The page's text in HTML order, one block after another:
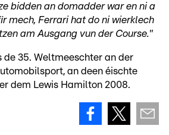
bidden an domadder war en ni a
mech, Ferrari hat do ni wierklech
am Ausgang vun der Course."
de 35. Weltmeeschter an der
an deen éischte
dem Lewis Hamilton 2008.